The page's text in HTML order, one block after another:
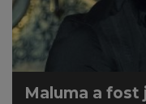
Maluma a fost